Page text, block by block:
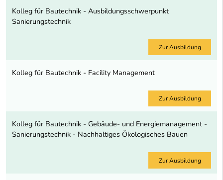
Kolleg für Bautechnik - Ausbildungsschwerpunkt
Sanierungstechnik
Zur Ausbildung
Kolleg für Bautechnik - Facility Management
Zur Ausbildung
Kolleg für Bautechnik - Gebäude- und Energiemanagement -
Sanierungstechnik - Nachhaltiges Ökologisches Bauen
Zur Ausbildung